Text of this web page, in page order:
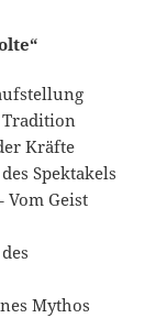
Kräfte
Spektakels
Geist
Mythos